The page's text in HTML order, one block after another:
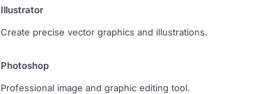
Illustrator
Create precise vector graphics and illustrations.
Photoshop
Professional image and graphic editing tool.